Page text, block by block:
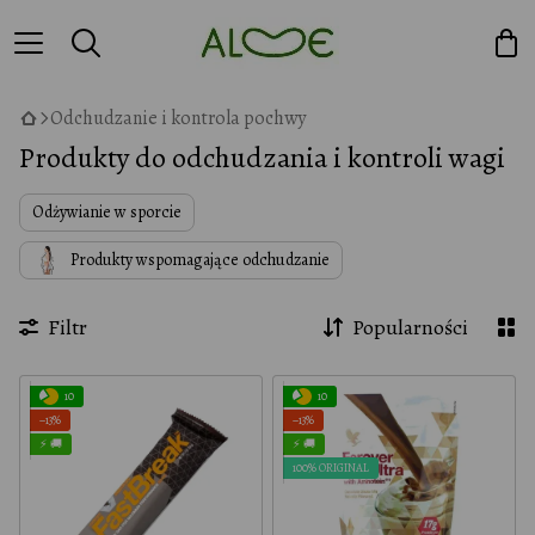
Odchudzanie i kontrola pochwy
Produkty do odchudzania i kontroli wagi
Odżywianie w sporcie
Produkty wspomagające odchudzanie
Filtr Popularności
10
−13%
⚡ 🚚
10
−13%
⚡ 🚚
100% ORIGINAL